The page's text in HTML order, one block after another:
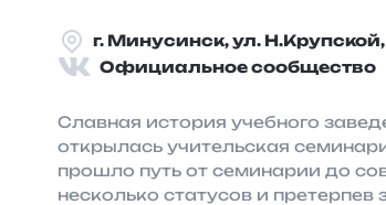
г. Минусинск, ул.
Официальное сообщество
Славная история учебного
открылась учительская
прошло путь от семинарии до
несколько статусов и